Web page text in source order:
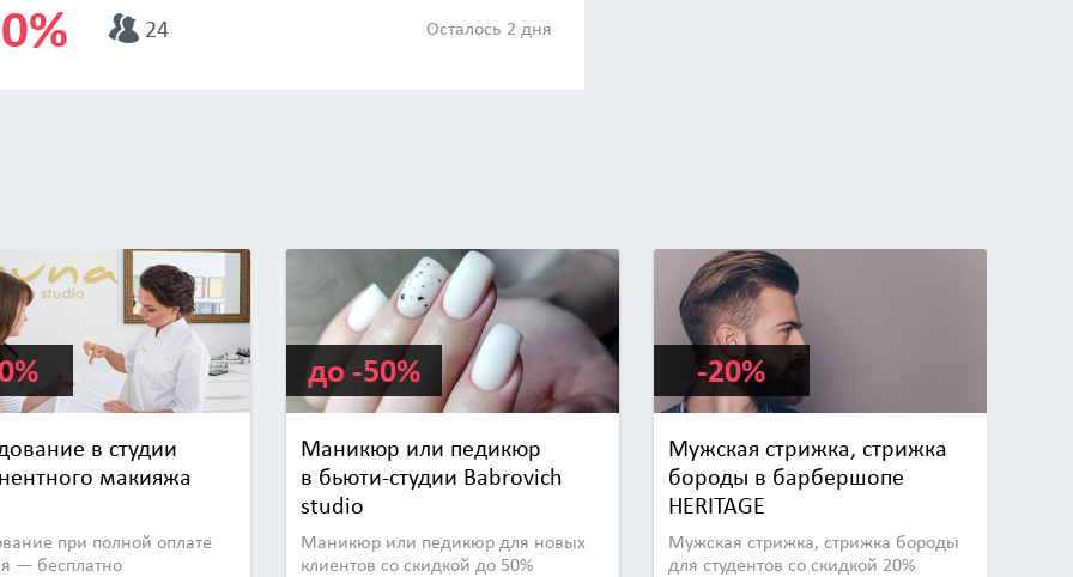
24 Осталось 2 дня
в студии
макияжа
при полной оплате
— бесплатно
Маникюр или педикюр
в бьюти-студии Babrovich
studio
Маникюр или педикюр для новых
клиентов со скидкой до 50%
до -50%
Мужская стрижка, стрижка
бороды в барбершопе
HERITAGE
Мужская стрижка, стрижка бороды
для студентов со скидкой 20%
-20%